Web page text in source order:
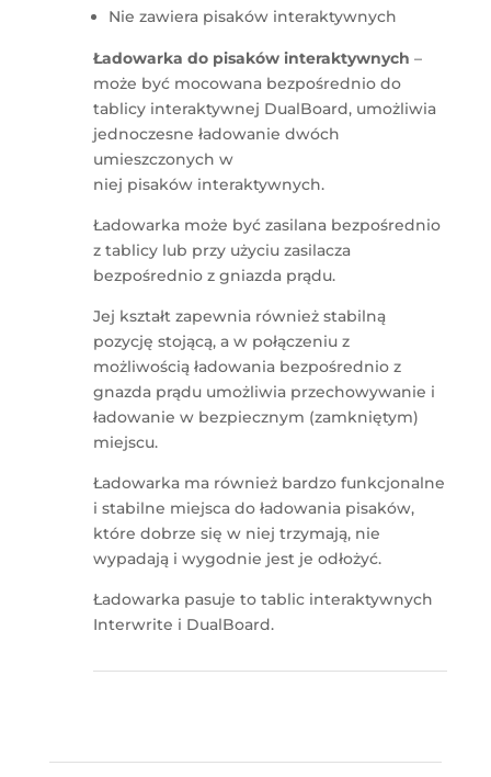
Nie zawiera pisaków interaktywnych
Ładowarka do pisaków interaktywnych–
może być mocowana bezpośrednio do
tablicy interaktywnej DualBoard, umożliwia
jednoczesne ładowanie dwóch
umieszczonych w
niej pisaków interaktywnych.
Ładowarka może być zasilana bezpośrednio
z tablicy lub przy użyciu zasilacza
bezpośrednio z gniazda prądu.
Jej kształt zapewnia również stabilną
pozycję stojącą, a w połączeniu z
możliwością ładowania bezpośrednio z
gnazda prądu umożliwia przechowywanie i
ładowanie w bezpiecznym (zamkniętym)
miejscu.
Ładowarka ma również bardzo funkcjonalne
i stabilne miejsca do ładowania pisaków,
które dobrze się w niej trzymają, nie
wypadają i wygodnie jest je odłożyć.
Ładowarka pasuje to tablic interaktywnych
Interwrite i DualBoard.